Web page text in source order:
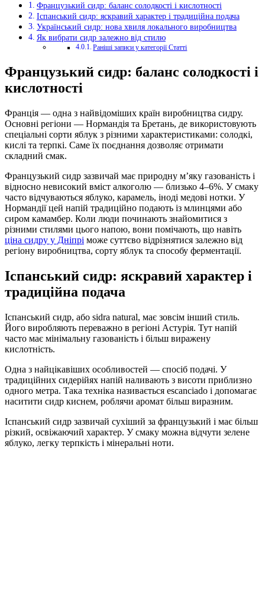
Французький сидр: баланс солодкості і кислотності
Іспанський сидр: яскравий характер і традиційна подача
Український сидр: нова хвиля локального виробництва
Як вибрати сидр залежно від стилю
Раніші записи у категорії Статті
Французький сидр: баланс солодкості і
кислотності
Франція — одна з найвідоміших країн виробництва сидру.
Основні регіони — Нормандія та Бретань, де використовують
спеціальні сорти яблук з різними характеристиками: солодкі,
кислі та терпкі. Саме їх поєднання дозволяє отримати
складний смак.
Французький сидр зазвичай має природну м’яку газованість і
відносно невисокий вміст алкоголю — близько 4–6%. У смаку
часто відчуваються яблуко, карамель, іноді медові нотки. У
Нормандії цей напій традиційно подають із млинцями або
сиром камамбер. Коли люди починають знайомитися з
різними стилями цього напою, вони помічають, що навіть
ціна сидру у Дніпрі може суттєво відрізнятися залежно від
регіону виробництва, сорту яблук та способу ферментації.
Іспанський сидр: яскравий характер і
традиційна подача
Іспанський сидр, або sidra natural, має зовсім інший стиль.
Його виробляють переважно в регіоні Астурія. Тут напій
часто має мінімальну газованість і більш виражену
кислотність.
Одна з найцікавіших особливостей — спосіб подачі. У
традиційних сидерійях напій наливають з висоти приблизно
одного метра. Така техніка називається escanciado і допомагає
наситити сидр киснем, роблячи аромат більш виразним.
Іспанський сидр зазвичай сухіший за французький і має більш
різкий, освіжаючий характер. У смаку можна відчути зелене
яблуко, легку терпкість і мінеральні ноти.